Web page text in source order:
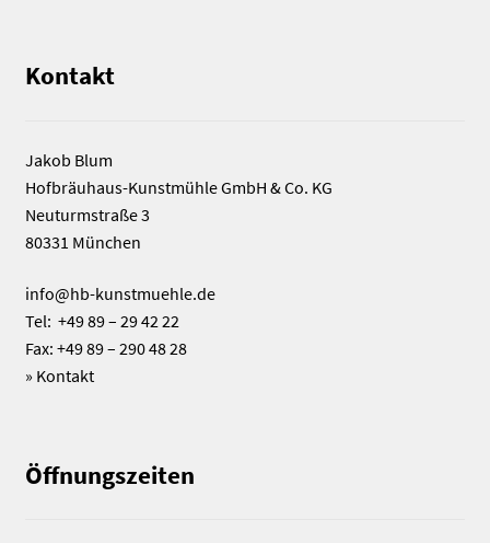
Kontakt
Jakob Blum
Hofbräuhaus-Kunstmühle GmbH & Co. KG
Neuturmstraße 3
80331 München
info@hb-kunstmuehle.de
Tel: +49 89 – 29 42 22
Fax: +49 89 – 290 48 28
» Kontakt
Öffnungszeiten